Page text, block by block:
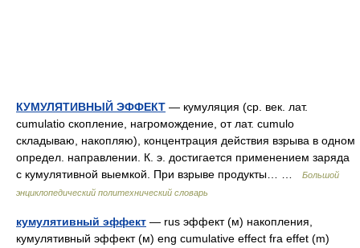
КУМУЛЯТИВНЫЙ ЭФФЕКТ — кумуляция (ср. век. лат.
cumulatio скопление, нагромождение, от лат. cumulo
складываю, накопляю), концентрация действия взрыва в одном
определ. направлении. К. э. достигается применением заряда
с кумулятивной выемкой. При взрыве продукты… …
Большой
энциклопедический политехнический словарь
кумулятивный эффект — rus эффект (м) накопления,
кумулятивный эффект (м) eng cumulative effect fra effet (m)